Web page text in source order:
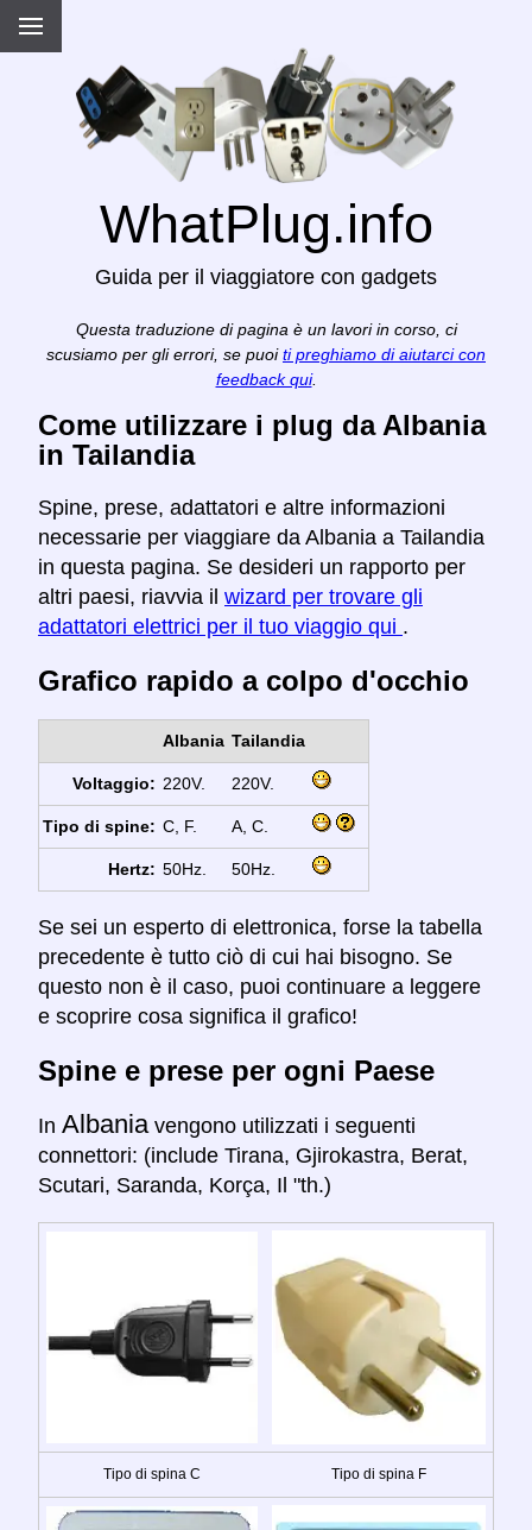
WhatPlug.info
Guida per il viaggiatore con gadgets
Questa traduzione di pagina è un lavori in corso, ci
scusiamo per gli errori, se puoi ti preghiamo di aiutarci con
feedback qui.
Come utilizzare i plug da Albania
in Tailandia
Spine, prese, adattatori e altre informazioni
necessarie per viaggiare da Albania a Tailandia
in questa pagina. Se desideri un rapporto per
altri paesi, riavvia il wizard per trovare gli
adattatori elettrici per il tuo viaggio qui .
Grafico rapido a colpo d'occhio
Albania Tailandia
Voltaggio: 220V. 220V.
Tipo di spine: C, F. A, C.
Hertz: 50Hz. 50Hz.
Se sei un esperto di elettronica, forse la tabella
precedente è tutto ciò di cui hai bisogno. Se
questo non è il caso, puoi continuare a leggere
e scoprire cosa significa il grafico!
Spine e prese per ogni Paese
In Albania vengono utilizzati i seguenti
connettori: (include Tirana, Gjirokastra, Berat,
Scutari, Saranda, Korça, Il "th.)
Tipo di spina C Tipo di spina F